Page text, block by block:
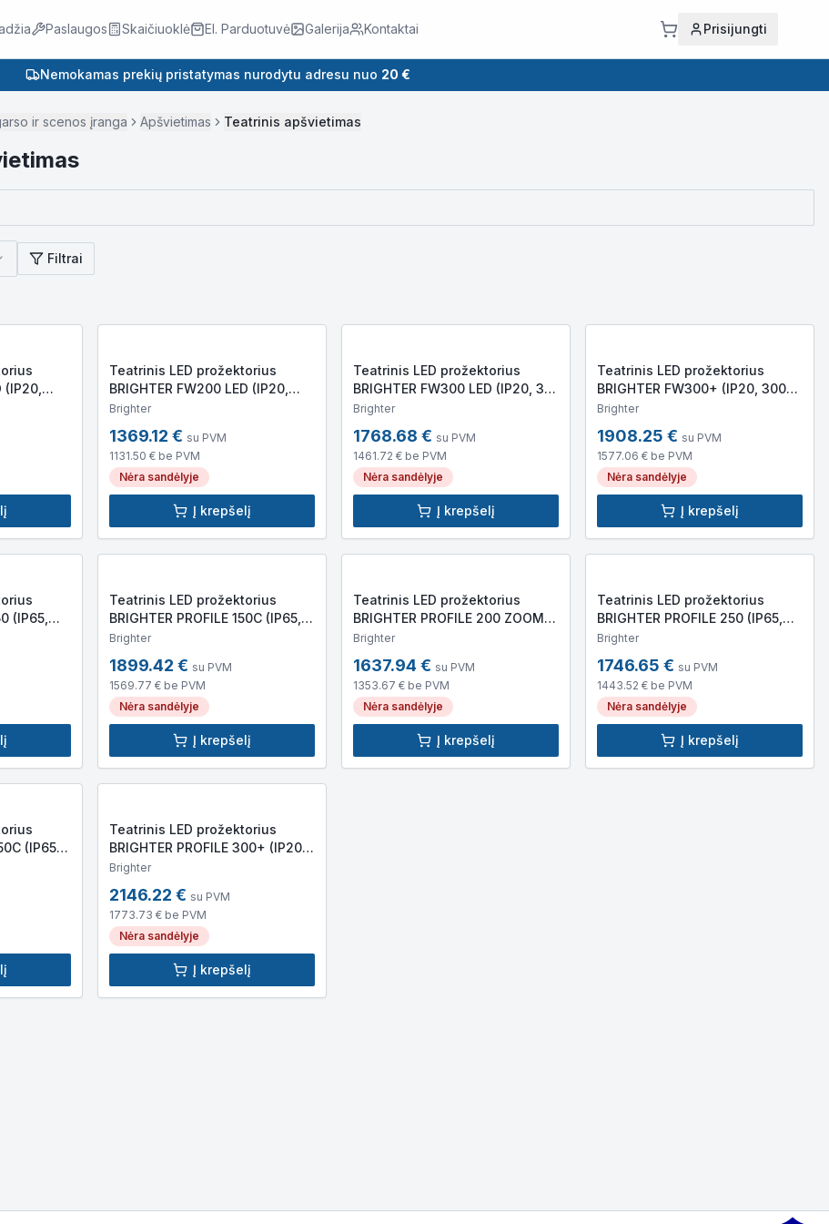
Paslaugos Skaičiuoklė El. Parduotuvė Galerija Kontaktai Prisijungti
Nemokamas prekių pristatymas nurodytu adresu nuo 20 €
ir scenos įranga Apšvietimas Teatrinis apšvietimas
Filtrai
(IP20,
Teatrinis LED prožektorius
BRIGHTER FW200 LED (IP20,
200W COB LED, 20 000lm,
Brighter
1369.12 € su PVM
1131.50 € be PVM
Nėra sandėlyje
Į krepšelį
Teatrinis LED prožektorius
BRIGHTER FW300 LED (IP20, 30
000–33 000lm,
Brighter
1768.68 € su PVM
1461.72 € be PVM
Nėra sandėlyje
Į krepšelį
Teatrinis LED prožektorius
BRIGHTER FW300+ (IP20, 300W
RGBLAC COB LED, 27 000lm,
Brighter
1908.25 € su PVM
1577.06 € be PVM
Nėra sandėlyje
Į krepšelį
(IP65,
Teatrinis LED prožektorius
BRIGHTER PROFILE 150C (IP65,
150W RGWB LED, 15 000lm,
Brighter
1899.42 € su PVM
1569.77 € be PVM
Nėra sandėlyje
Į krepšelį
Teatrinis LED prožektorius
BRIGHTER PROFILE 200 ZOOM
(IP20, 200W COB LED, 20 000lm,
Brighter
1637.94 € su PVM
1353.67 € be PVM
Nėra sandėlyje
Į krepšelį
Teatrinis LED prožektorius
BRIGHTER PROFILE 250 (IP65,
250W COB LED, 28 000lm,
Brighter
1746.65 € su PVM
1443.52 € be PVM
Nėra sandėlyje
Į krepšelį
(IP65,
Teatrinis LED prožektorius
BRIGHTER PROFILE 300+ (IP20,
300W RGBLAC COB LED, 38
Brighter
2146.22 € su PVM
1773.73 € be PVM
Nėra sandėlyje
Į krepšelį